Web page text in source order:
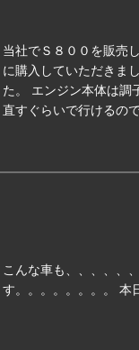
当社でＳ８００を販売
に購入していただきま
た。 エンジン本体は調
直すぐらいで行けるの
こんな車も、、、、、
す。。。。。。。。 本